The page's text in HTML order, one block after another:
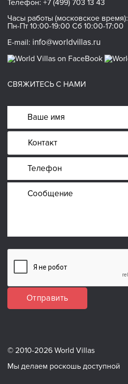
Телефон: +7 (499) 703 13 43
Часы работы (московское время):
Пн-Пт 10:00-19:00 Сб 10:00-17:00
E-mail: info@worldvillas.ru
СВЯЖИТЕСЬ С НАМИ
Отправить
© 2010-2026 World Villas
Мы делаем роскошь доступной